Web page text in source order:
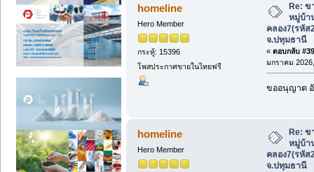
homeline
Hero Member
กระทู้: 15396
โพสประกาศขายในไทยฟรี
Re: ข
หมู่บ้า
คลอง7(รหัส
จ.ปทุมธานี
« ตอบกลับ
มกราคม
ขออนุญาต
homeline
Hero Member
Re: ข
หมู่บ้า
คลอง7(รหัส
จ.ปทุมธานี